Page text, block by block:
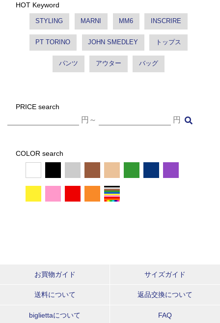
HOT Keyword
STYLING MARNI MM6 INSCRIRE
PT TORINO JOHN SMEDLEY トップス
パンツ アウター バッグ
PRICE search
円～ 円
COLOR search
お買物ガイド サイズガイド
送料について 返品交換について
bigliettaについて FAQ